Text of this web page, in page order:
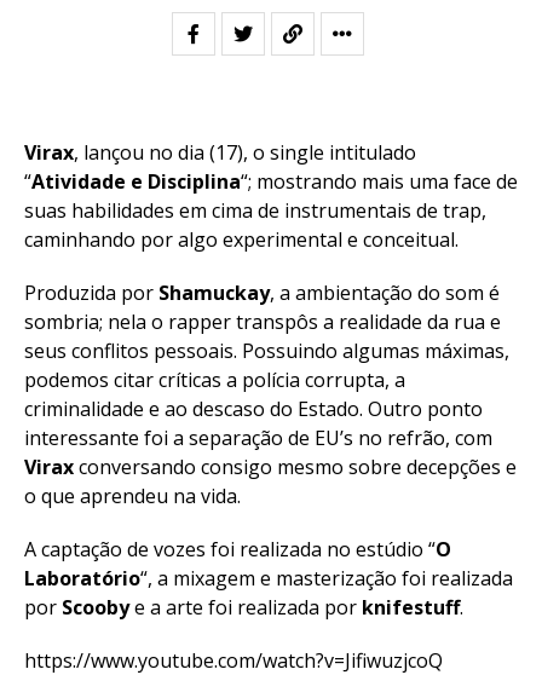
Virax, lançou no dia (17), o single intitulado
“Atividade e Disciplina“; mostrando mais uma face de
suas habilidades em cima de instrumentais de trap,
caminhando por algo experimental e conceitual.
Produzida por Shamuckay, a ambientação do som é
sombria; nela o rapper transpôs a realidade da rua e
seus conflitos pessoais. Possuindo algumas máximas,
podemos citar críticas a polícia corrupta, a
criminalidade e ao descaso do Estado. Outro ponto
interessante foi a separação de EU’s no refrão, com
Viraxconversando consigo mesmo sobre decepções e
o que aprendeu na vida.
A captação de vozes foi realizada no estúdio “O
Laboratório“, a mixagem e masterização foi realizada
por Scoobye a arte foi realizada por knifestuff.
https://www.youtube.com/watch?v=JifiwuzjcoQ